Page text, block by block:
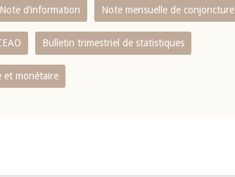
Note d’information Note mensuelle de conjoncture
Bulletin trimestriel de statistiques
et monétaire